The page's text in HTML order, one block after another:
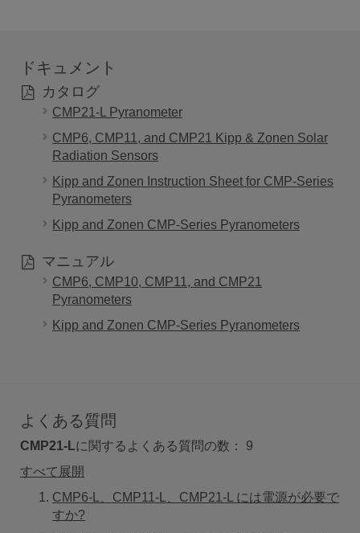
ドキュメント
カタログ
CMP21-L Pyranometer
CMP6, CMP11, and CMP21 Kipp & Zonen Solar
Radiation Sensors
Kipp and Zonen Instruction Sheet for CMP-Series
Pyranometers
Kipp and Zonen CMP-Series Pyranometers
マニュアル
CMP6, CMP10, CMP11, and CMP21
Pyranometers
Kipp and Zonen CMP-Series Pyranometers
よくある質問
CMP21-Lに関するよくある質問の数： 9
すべて展開
CMP6-L、CMP11-L、CMP21-L には電源が​​必要で
すか?